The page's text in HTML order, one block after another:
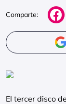
Comparte:
El tercer disco